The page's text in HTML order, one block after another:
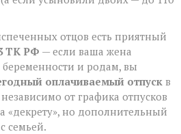
отцов есть приятный
ТК РФ — если ваша жена
беременности и родам, вы
оплачиваемый отпуск в
от графика отпусков
«декрету», но дополнительный
семьей.